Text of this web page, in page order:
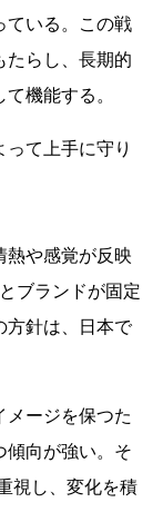
ている。この戦
たらし、長期的
機能する。
て上手に守り
や感覚が反映
ブランドが固定
方針は、日本で
ージを保つた
傾向が強い。そ
視し、変化を積